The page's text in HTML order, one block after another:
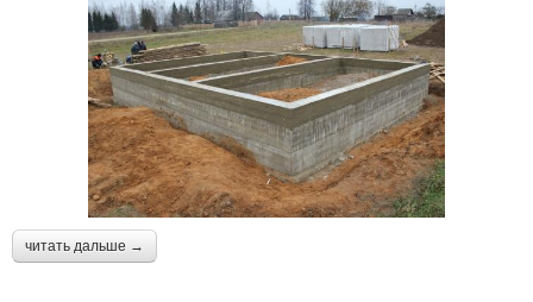
читать дальше →